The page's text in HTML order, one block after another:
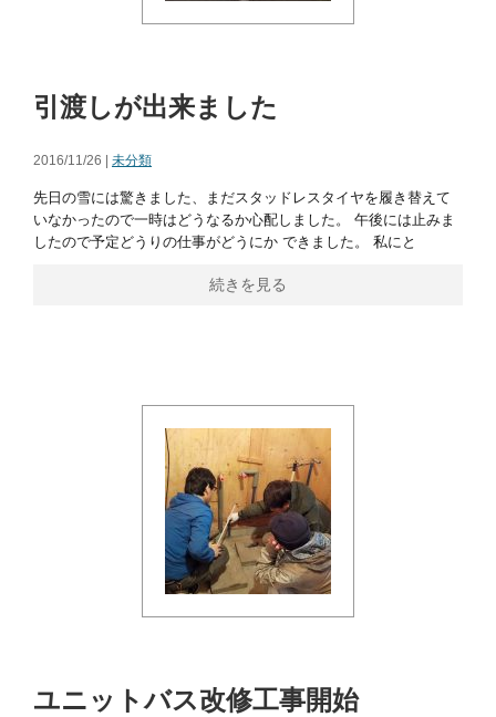
引渡しが出来ました
2016/11/26 | 未分類
先日の雪には驚きました、まだスタッドレスタイヤを履き替えて
いなかったので一時はどうなるか心配しました。 午後には止みま
したので予定どうりの仕事がどうにか できました。 私にと
続きを見る
ユニットバス改修工事開始